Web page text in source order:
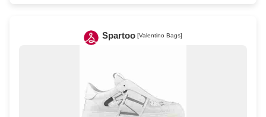
Spartoo [Valentino Bags]